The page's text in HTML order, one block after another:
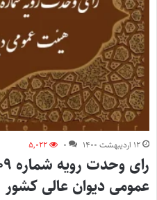
۱۲ اردیبهشت ۱۴۰۰ ۰ ۵,۰۲۲
عمومی دیوان ‌عالی ‌کشور